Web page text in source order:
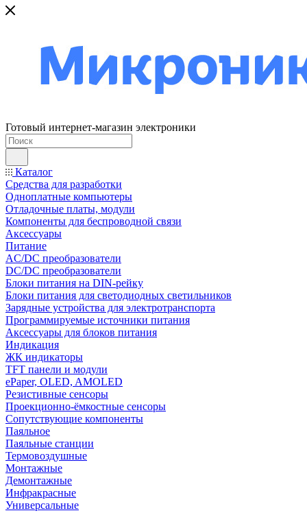
Готовый интернет-магазин электроники
Каталог
Средства для разработки
Одноплатные компьютеры
Отладочные платы, модули
Компоненты для беспроводной связи
Аксессуары
Питание
AC/DC преобразователи
DC/DC преобразователи
Блоки питания на DIN-рейку
Блоки питания для светодиодных светильников
Зарядные устройства для электротранспорта
Программируемые источники питания
Аксессуары для блоков питания
Индикация
ЖК индикаторы
TFT панели и модули
ePaper, OLED, AMOLED
Резистивные сенсоры
Проекционно-ёмкостные сенсоры
Сопутствующие компоненты
Паяльное
Паяльные станции
Термовоздушные
Монтажные
Демонтажные
Инфракрасные
Универсальные